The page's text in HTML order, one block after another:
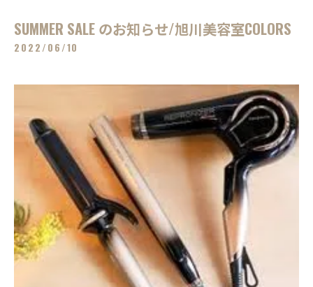
SUMMER SALE のお知らせ/旭川美容室COLORS
2022/06/10